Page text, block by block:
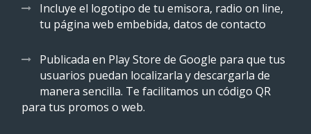
Incluye el logotipo de tu emisora, radio on line,
tu página web embebida, datos de contacto
Publicada en Play Store de Google para que tus
usuarios puedan localizarla y descargarla de
manera sencilla. Te facilitamos un código QR
para tus promos o web.